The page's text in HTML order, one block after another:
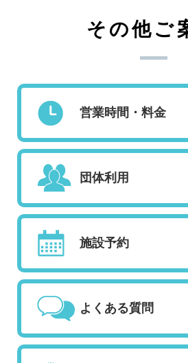
その他ご
営業時間・料金
団体利用
施設予約
よくある質問